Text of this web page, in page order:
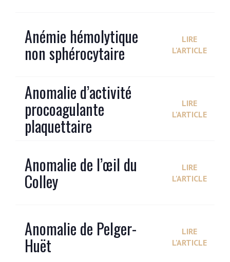
Anémie hémolytique
non sphérocytaire
LIRE
L'ARTICLE
Anomalie d’activité
procoagulante
plaquettaire
LIRE
L'ARTICLE
Anomalie de l’œil du
Colley
LIRE
L'ARTICLE
Anomalie de Pelger-
Huët
LIRE
L'ARTICLE